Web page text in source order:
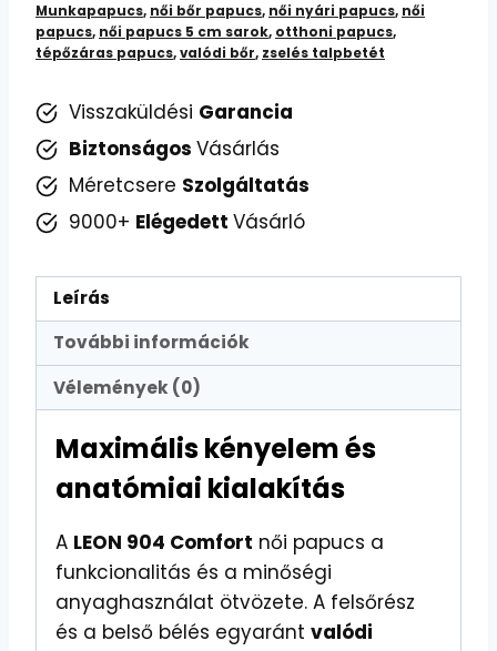
Munkapapucs, női bőr papucs, női nyári papucs, női
papucs, női papucs 5 cm sarok, otthoni papucs,
tépőzáras papucs,valódi bőr, zselés talpbetét
Visszaküldési Garancia
Biztonságos Vásárlás
Méretcsere Szolgáltatás
9000+ Elégedett Vásárló
Leírás
További információk
Vélemények (0)
Maximális kényelem és
anatómiai kialakítás
A LEON 904 Comfort női papucs a
funkcionalitás és a minőségi
anyaghasználat ötvözete. A felsőrész
és a belső bélés egyaránt valódi